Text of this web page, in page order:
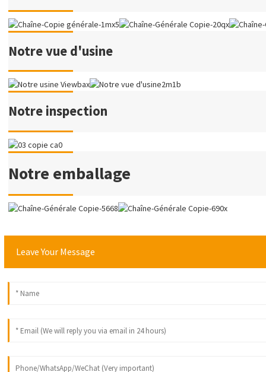
Notre vue d'usine
Notre inspection
Notre emballage
Leave Your Message